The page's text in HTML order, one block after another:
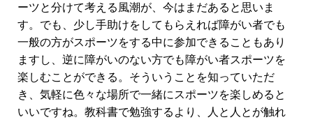
ーツと分けて考える風潮が、今はまだあると思いま
す。でも、少し手助けをしてもらえれば障がい者でも
一般の方がスポーツをする中に参加できることもあり
ますし、逆に障がいのない方でも障がい者スポーツを
楽しむことができる。そういうことを知っていただ
き、気軽に色々な場所で一緒にスポーツを楽しめると
いいですね。教科書で勉強するより、人と人とが触れ